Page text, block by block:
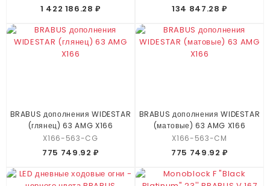
1 422 186.28 ₽ 134 847.28 ₽
BRABUS дополнения WIDESTAR
(глянец) 63 AMG X166
X166-563-CG
775 749.92 ₽
BRABUS дополнения WIDESTAR
(матовые) 63 AMG X166
X166-563-CM
775 749.92 ₽